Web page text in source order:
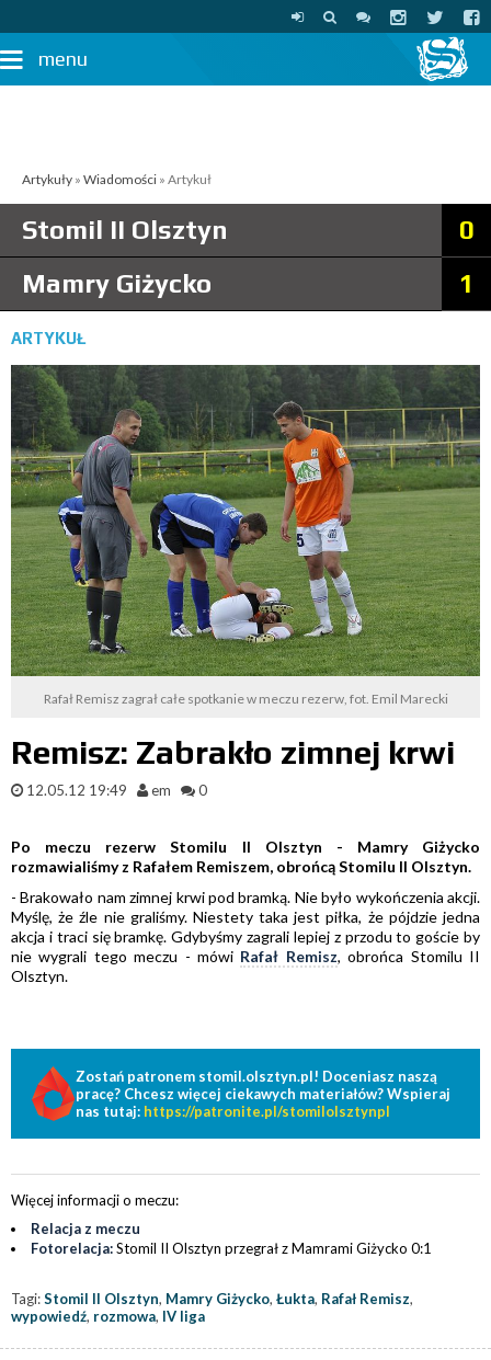
menu
Artykuły » Wiadomości » Artykuł
Stomil II Olsztyn
0
Mamry Giżycko
1
ARTYKUŁ
Rafał Remisz zagrał całe spotkanie w meczu rezerw, fot. Emil Marecki
Remisz: Zabrakło zimnej krwi
12.05.12 19:49 em 0
Po meczu rezerw Stomilu II Olsztyn - Mamry Giżycko
rozmawialiśmy z Rafałem Remiszem, obrońcą Stomilu II Olsztyn.
- Brakowało nam zimnej krwi pod bramką. Nie było wykończenia akcji.
Myślę, że źle nie graliśmy. Niestety taka jest piłka, że pójdzie jedna
akcja i traci się bramkę. Gdybyśmy zagrali lepiej z przodu to goście by
nie wygrali tego meczu - mówi Rafał Remisz, obrońca Stomilu II
Olsztyn.
Zostań patronem stomil.olsztyn.pl! Doceniasz naszą
pracę? Chcesz więcej ciekawych materiałów? Wspieraj
nas tutaj: https://patronite.pl/stomilolsztynpl
Więcej informacji o meczu:
Relacja z meczu
Fotorelacja:Stomil II Olsztyn przegrał z Mamrami Giżycko 0:1
Tagi:Stomil II Olsztyn, Mamry Giżycko, Łukta, Rafał Remisz,
wypowiedź, rozmowa, IV liga